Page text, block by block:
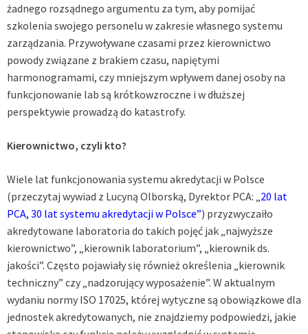
żadnego rozsądnego argumentu za tym, aby pomijać
szkolenia swojego personelu w zakresie własnego systemu
zarządzania. Przywoływane czasami przez kierownictwo
powody związane z brakiem czasu, napiętymi
harmonogramami, czy mniejszym wpływem danej osoby na
funkcjonowanie lab są krótkowzroczne i w dłuższej
perspektywie prowadzą do katastrofy.
Kierownictwo, czyli kto?
Wiele lat funkcjonowania systemu akredytacji w Polsce
(przeczytaj wywiad z Lucyną Olborską, Dyrektor PCA: „ 20 lat
PCA, 30 lat systemu akredytacji w Polsce”) przyzwyczaiło
akredytowane laboratoria do takich pojęć jak „najwyższe
kierownictwo”, „kierownik laboratorium”, „kierownik ds.
jakości”. Często pojawiały się również określenia „kierownik
techniczny” czy „nadzorujący wyposażenie”. W aktualnym
wydaniu normy ISO 17025, której wytyczne są obowiązkowe dla
jednostek akredytowanych, nie znajdziemy podpowiedzi, jakie